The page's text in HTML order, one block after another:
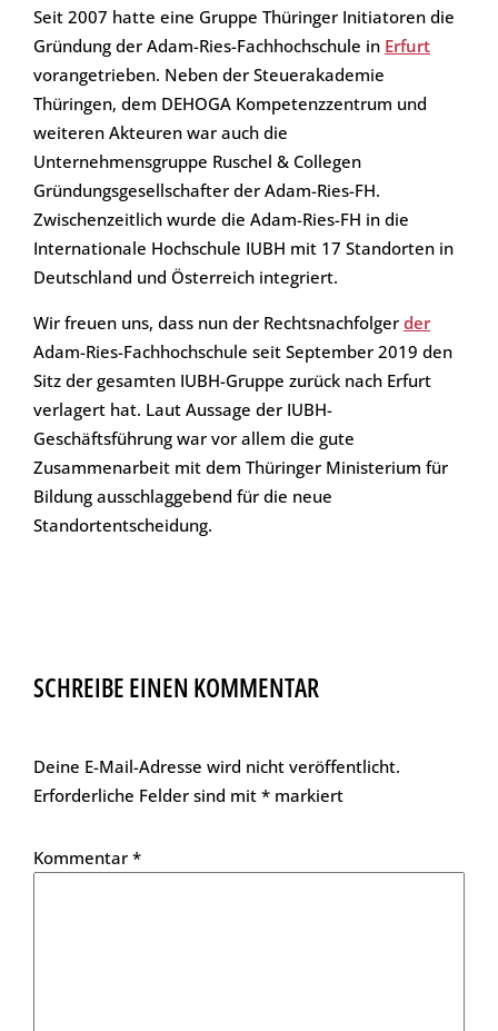
Seit 2007 hatte eine Gruppe Thüringer Initiatoren die
Gründung der Adam-Ries-Fachhochschule in Erfurt
vorangetrieben. Neben der Steuerakademie
Thüringen, dem DEHOGA Kompetenzzentrum und
weiteren Akteuren war auch die
Unternehmensgruppe Ruschel & Collegen
Gründungsgesellschafter der Adam-Ries-FH.
Zwischenzeitlich wurde die Adam-Ries-FH in die
Internationale Hochschule IUBH mit 17 Standorten in
Deutschland und Österreich integriert.
Wir freuen uns, dass nun der Rechtsnachfolger der
Adam-Ries-Fachhochschule seit September 2019 den
Sitz der gesamten IUBH-Gruppe zurück nach Erfurt
verlagert hat. Laut Aussage der IUBH-
Geschäftsführung war vor allem die gute
Zusammenarbeit mit dem Thüringer Ministerium für
Bildung ausschlaggebend für die neue
Standortentscheidung.
SCHREIBE EINEN KOMMENTAR
Deine E-Mail-Adresse wird nicht veröffentlicht.
Erforderliche Felder sind mit * markiert
Kommentar *